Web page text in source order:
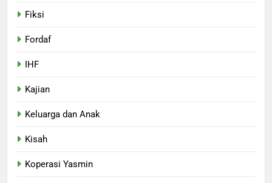
Fiksi
Fordaf
IHF
Kajian
Keluarga dan Anak
Kisah
Koperasi Yasmin